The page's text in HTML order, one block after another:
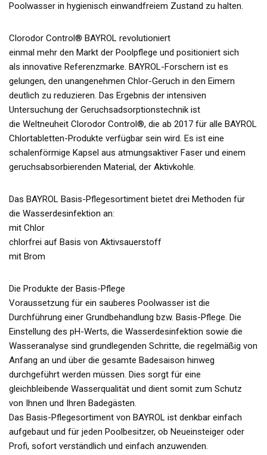
Poolwasser in hygienisch einwandfreiem Zustand zu halten.
Clorodor Control® BAYROL revolutioniert
einmal mehr den Markt der Poolpflege und positioniert sich
als innovative Referenzmarke. BAYROL-Forschern ist es
gelungen, den unangenehmen Chlor-Geruch in den Eimern
deutlich zu reduzieren. Das Ergebnis der intensiven
Untersuchung der Geruchsadsorptionstechnik ist
die Weltneuheit Clorodor Control®, die ab 2017 für alle BAYROL
Chlortabletten-Produkte verfügbar sein wird. Es ist eine
schalenförmige Kapsel aus atmungsaktiver Faser und einem
geruchsabsorbierenden Material, der Aktivkohle.
Das BAYROL Basis-Pflegesortiment bietet drei Methoden für
die Wasserdesinfektion an:
mit Chlor
chlorfrei auf Basis von Aktivsauerstoff
mit Brom
Die Produkte der Basis-Pflege
Voraussetzung für ein sauberes Poolwasser ist die
Durchführung einer Grundbehandlung bzw. Basis-Pflege. Die
Einstellung des pH-Werts, die Wasserdesinfektion sowie die
Wasseranalyse sind grundlegenden Schritte, die regelmäßig von
Anfang an und über die gesamte Badesaison hinweg
durchgeführt werden müssen. Dies sorgt für eine
gleichbleibende Wasserqualität und dient somit zum Schutz
von Ihnen und Ihren Badegästen.
Das Basis-Pflegesortiment von BAYROL ist denkbar einfach
aufgebaut und für jeden Poolbesitzer, ob Neueinsteiger oder
Profi, sofort verständlich und einfach anzuwenden.